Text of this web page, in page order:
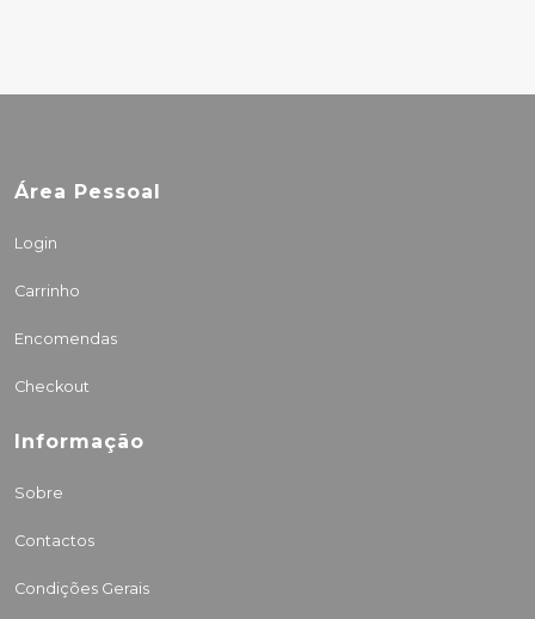
Área Pessoal
Login
Carrinho
Encomendas
Checkout
Informação
Sobre
Contactos
Condições Gerais